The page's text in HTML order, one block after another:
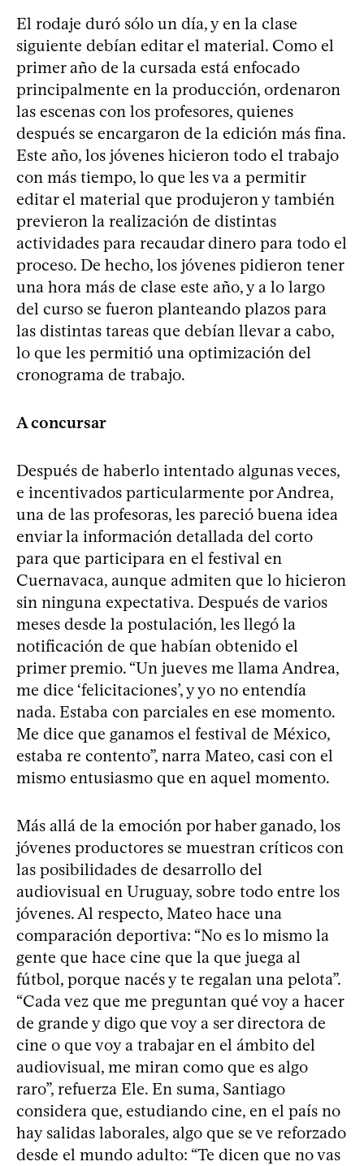
El rodaje duró sólo un día, y en la clase
siguiente debían editar el material. Como el
primer año de la cursada está enfocado
principalmente en la producción, ordenaron
las escenas con los profesores, quienes
después se encargaron de la edición más fina.
Este año, los jóvenes hicieron todo el trabajo
con más tiempo, lo que les va a permitir
editar el material que produjeron y también
previeron la realización de distintas
actividades para recaudar dinero para todo el
proceso. De hecho, los jóvenes pidieron tener
una hora más de clase este año, y a lo largo
del curso se fueron planteando plazos para
las distintas tareas que debían llevar a cabo,
lo que les permitió una optimización del
cronograma de trabajo.
A concursar
Después de haberlo intentado algunas veces,
e incentivados particularmente por Andrea,
una de las profesoras, les pareció buena idea
enviar la información detallada del corto
para que participara en el festival en
Cuernavaca, aunque admiten que lo hicieron
sin ninguna expectativa. Después de varios
meses desde la postulación, les llegó la
notificación de que habían obtenido el
primer premio. “Un jueves me llama Andrea,
me dice ‘felicitaciones’, y yo no entendía
nada. Estaba con parciales en ese momento.
Me dice que ganamos el festival de México,
estaba re contento”, narra Mateo, casi con el
mismo entusiasmo que en aquel momento.
Más allá de la emoción por haber ganado, los
jóvenes productores se muestran críticos con
las posibilidades de desarrollo del
audiovisual en Uruguay, sobre todo entre los
jóvenes. Al respecto, Mateo hace una
comparación deportiva: “No es lo mismo la
gente que hace cine que la que juega al
fútbol, porque nacés y te regalan una pelota”.
“Cada vez que me preguntan qué voy a hacer
de grande y digo que voy a ser directora de
cine o que voy a trabajar en el ámbito del
audiovisual, me miran como que es algo
raro”, refuerza Ele. En suma, Santiago
considera que, estudiando cine, en el país no
hay salidas laborales, algo que se ve reforzado
desde el mundo adulto: “Te dicen que no vas